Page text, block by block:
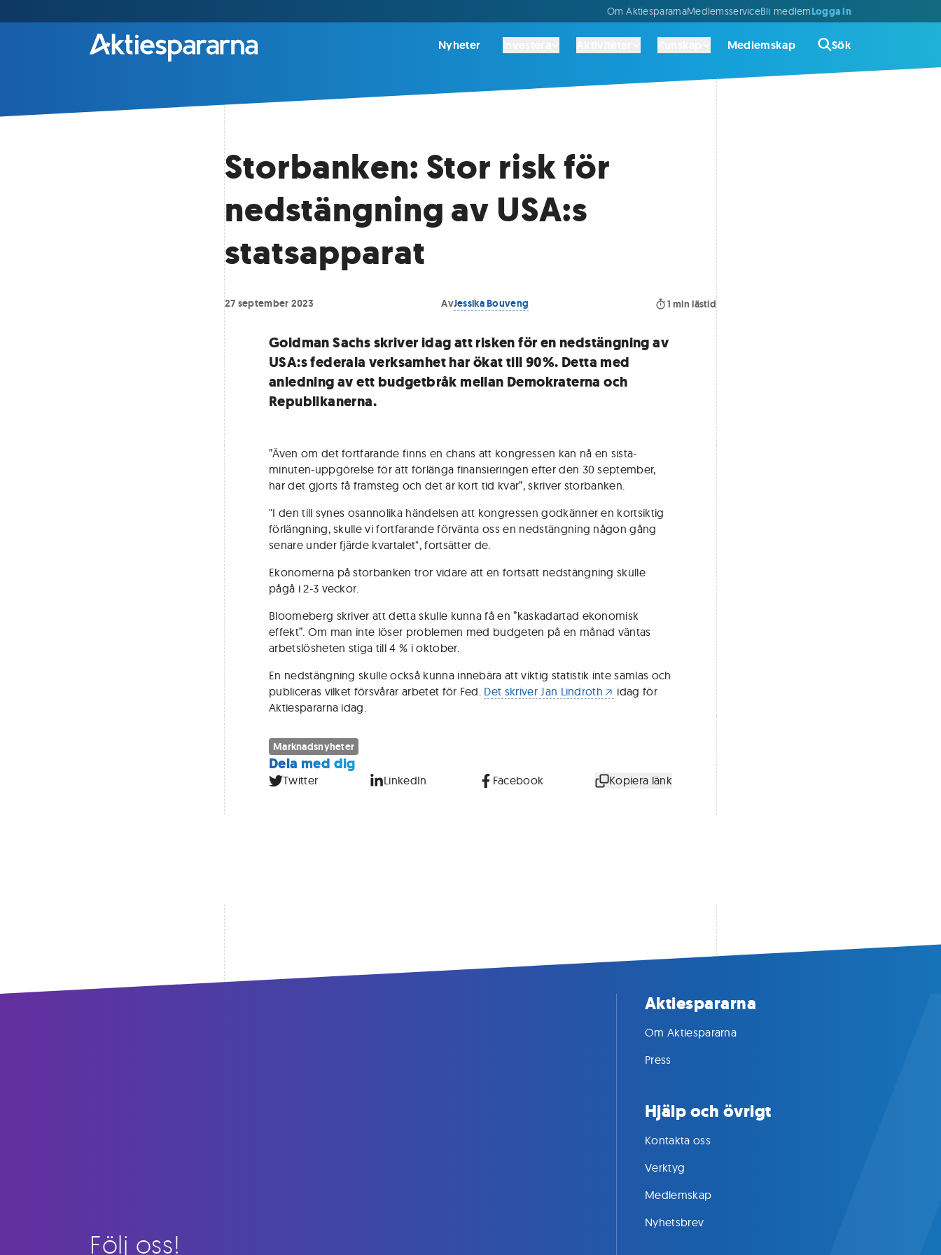
Om AktiespararnaMedlemsserviceBli medlemLogga in
Nyheter Medlemskap Sök
Storbanken: Stor risk för
nedstängning av USA:s
statsapparat
27 september 2023 AvJessika Bouveng 1 min lästid
Goldman Sachs skriver idag att risken för en nedstängning av
USA:s federala verksamhet har ökat till 90%. Detta med
anledning av ett budgetbråk mellan Demokraterna och
Republikanerna.
”Även om det fortfarande finns en chans att kongressen kan nå en sista-
minuten-uppgörelse för att förlänga finansieringen efter den 30 september,
har det gjorts få framsteg och det är kort tid kvar”, skriver storbanken.
"I den till synes osannolika händelsen att kongressen godkänner en kortsiktig
förlängning, skulle vi fortfarande förvänta oss en nedstängning någon gång
senare under fjärde kvartalet", fortsätter de.
Ekonomerna på storbanken tror vidare att en fortsatt nedstängning skulle
pågå i 2-3 veckor.
Bloomeberg skriver att detta skulle kunna få en ”kaskadartad ekonomisk
effekt”. Om man inte löser problemen med budgeten på en månad väntas
arbetslösheten stiga till 4 % i oktober.
En nedstängning skulle också kunna innebära att viktig statistik inte samlas och
publiceras vilket försvårar arbetet för Fed. Det skriver Jan Lindroth
idag för
Aktiespararna idag.
Marknadsnyheter
Dela med dig
Twitter LinkedIn Facebook Kopiera länk
Följ oss!
Aktiespararna
Om Aktiespararna
Press
Hjälp och övrigt
Kontakta oss
Verktyg
Medlemskap
Nyhetsbrev